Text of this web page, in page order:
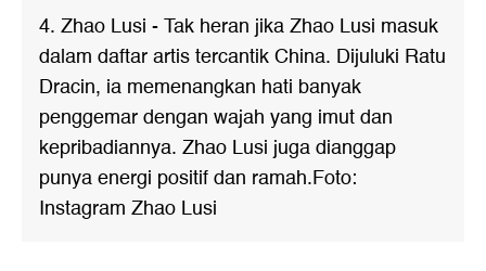
4. Zhao Lusi - Tak heran jika Zhao Lusi masuk
dalam daftar artis tercantik China. Dijuluki Ratu
Dracin, ia memenangkan hati banyak
penggemar dengan wajah yang imut dan
kepribadiannya. Zhao Lusi juga dianggap
punya energi positif dan ramah.Foto:
Instagram Zhao Lusi